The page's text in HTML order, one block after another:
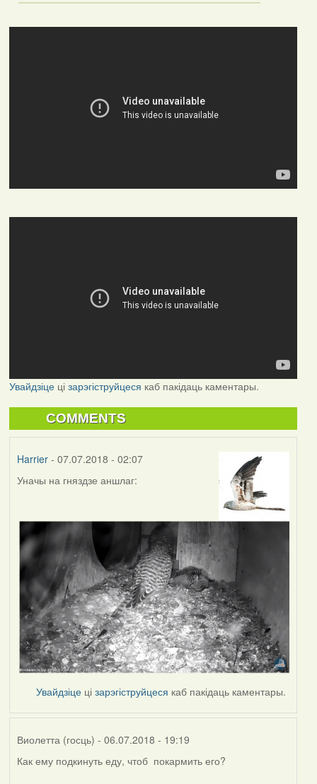
Увайдзіцеці зарэгіструйцеся каб пакідаць каментары.
COMMENTS
Harrier- 07.07.2018 - 02:07
Уначы на гняздзе аншлаг:
Увайдзіце цізарэгіструйцеся каб пакідаць каментары.
Виолетта (госць) - 06.07.2018 - 19:19
Как ему подкинуть еду, чтоб покармить его?